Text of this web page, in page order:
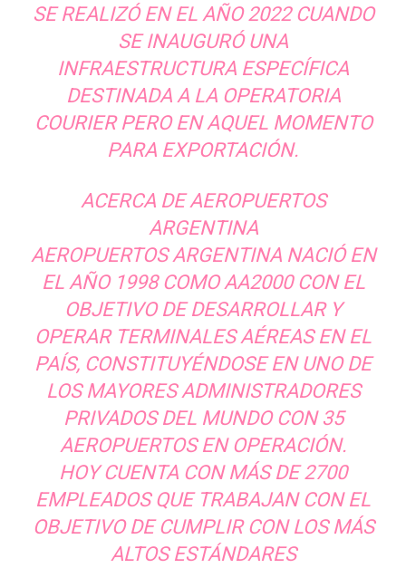
SE REALIZÓ EN EL AÑO 2022 CUANDO
SE INAUGURÓ UNA
INFRAESTRUCTURA ESPECÍFICA
DESTINADA A LA OPERATORIA
COURIER PERO EN AQUEL MOMENTO
PARA EXPORTACIÓN.
ACERCA DE AEROPUERTOS
ARGENTINA
AEROPUERTOS ARGENTINA NACIÓ EN
EL AÑO 1998 COMO AA2000 CON EL
OBJETIVO DE DESARROLLAR Y
OPERAR TERMINALES AÉREAS EN EL
PAÍS, CONSTITUYÉNDOSE EN UNO DE
LOS MAYORES ADMINISTRADORES
PRIVADOS DEL MUNDO CON 35
AEROPUERTOS EN OPERACIÓN.
HOY CUENTA CON MÁS DE 2700
EMPLEADOS QUE TRABAJAN CON EL
OBJETIVO DE CUMPLIR CON LOS MÁS
ALTOS ESTÁNDARES